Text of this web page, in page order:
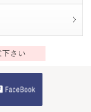
下さい